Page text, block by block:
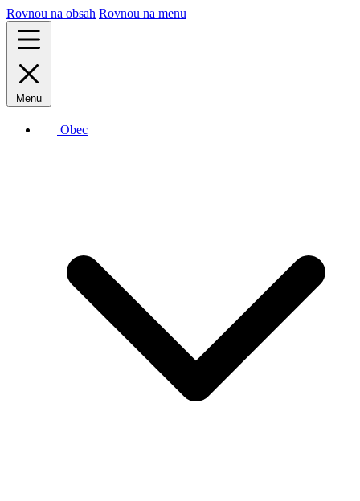
Rovnou na obsah Rovnou na menu
Menu
Obec